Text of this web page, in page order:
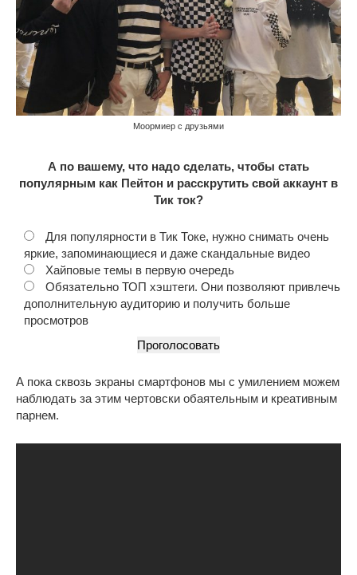
Моормиер с друзьями
А по вашему, что надо сделать, чтобы стать
популярным как Пейтон и расскрутить свой аккаунт в
Тик ток?
Для популярности в Тик Токе, нужно снимать очень
яркие, запоминающиеся и даже скандальные видео
Хайповые темы в первую очередь
Обязательно ТОП хэштеги. Они позволяют привлечь
дополнительную аудиторию и получить больше
просмотров
А пока сквозь экраны смартфонов мы с умилением можем
наблюдать за этим чертовски обаятельным и креативным
парнем.